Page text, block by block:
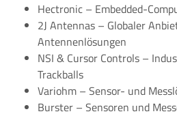
Hectronic – Embedded-
2J Antennas – Globaler
Antennenlösungen
NSI & Cursor Controls –
Trackballs
Variohm – Sensor- und
Burster – Sensoren und